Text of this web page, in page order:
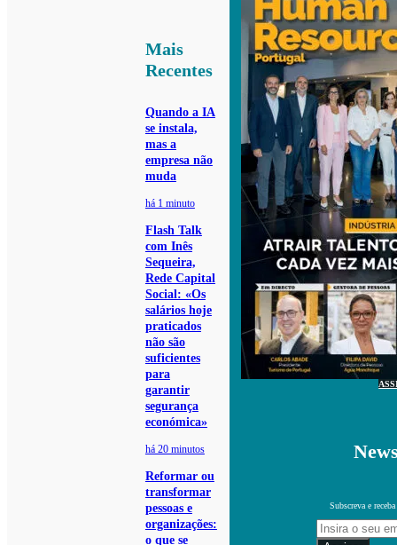
Mais
Recentes
Quando a IA
se instala,
mas a
empresa não
muda
há 1 minuto
Flash Talk
com Inês
Sequeira,
Rede Capital
Social: «Os
salários hoje
praticados
não são
suficientes
para
garantir
segurança
económica»
há 20 minutos
Reformar ou
transformar
pessoas e
organizações:
o que se
Subscreva e